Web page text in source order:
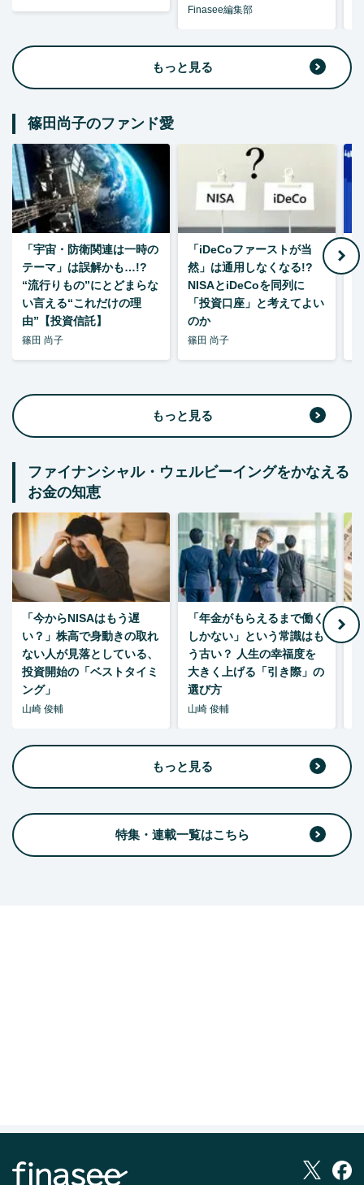
Finasee編集部
もっと見る
篠田尚子のファンド愛
「宇宙・防衛関連は一時の
テーマ」は誤解かも…!?
“流行りもの”にとどまらな
い言える“これだけの理
由”【投資信託】
篠田 尚子
「iDeCoファーストが当
然」は通用しなくなる!?
NISAとiDeCoを同列に
「投資口座」と考えてよい
のか
篠田 尚子
もっと見る
ファイナンシャル・ウェルビーイングをかなえる
お金の知恵
「今からNISAはもう遅
い？」株高で身動きの取れ
ない人が見落としている、
投資開始の「ベストタイミ
ング」
山崎 俊輔
「年金がもらえるまで働く
しかない」という常識はも
う古い？ 人生の幸福度を
大きく上げる「引き際」の
選び方
山崎 俊輔
もっと見る
特集・連載一覧はこちら